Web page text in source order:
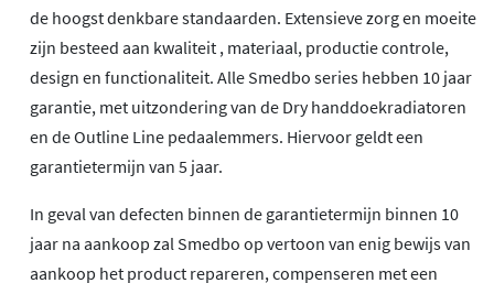
de hoogst denkbare standaarden. Extensieve zorg en moeite
zijn besteed aan kwaliteit , materiaal, productie controle,
design en functionaliteit. Alle Smedbo series hebben 10 jaar
garantie, met uitzondering van de Dry handdoekradiatoren
en de Outline Line pedaalemmers. Hiervoor geldt een
garantietermijn van 5 jaar.
In geval van defecten binnen de garantietermijn binnen 10
jaar na aankoop zal Smedbo op vertoon van enig bewijs van
aankoop het product repareren, compenseren met een